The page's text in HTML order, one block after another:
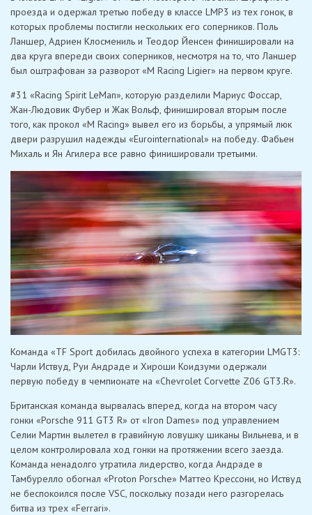
проезда и одержал третью победу в классе LMP3 из тех гонок, в
которых проблемы постигли нескольких его соперников. Поль
Ланшер, Адриен Клосмениль и Теодор Йенсен финишировали на
два круга впереди своих соперников, несмотря на то, что Ланшер
был оштрафован за разворот «M Racing Ligier» на первом круге.
#31 «Racing Spirit LeMan», которую разделили Мариус Фоссар,
Жан-Людовик Фубер и Жак Вольф, финишировал вторым после
того, как прокол «M Racing» вывел его из борьбы, а упрямый люк
двери разрушил надежды «Eurointernational» на победу. Фабьен
Михаль и Ян Агилера все равно финишировали третьими.
Команда «TF Sport добилась двойного успеха в категории LMGT3:
Чарли Иствуд, Руи Андраде и Хироши Коидзуми одержали
первую победу в чемпионате на «Chevrolet Corvette Z06 GT3.R».
Британская команда вырвалась вперед, когда на втором часу
гонки «Porsche 911 GT3 R» от «Iron Dames» под управлением
Селии Мартин вылетел в гравийную ловушку шиканы Вильнева, и в
целом контролировала ход гонки на протяжении всего заезда.
Команда ненадолго утратила лидерство, когда Андраде в
Тамбурелло обогнал «Proton Porsche» Маттео Крессони, но Иствуд
не беспокоился после VSC, поскольку позади него разгорелась
битва из трех «Ferrari».